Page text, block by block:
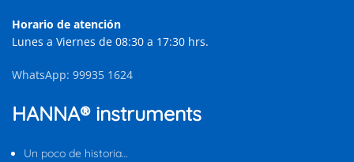
Horario de atención
Lunes a Viernes de 08:30 a 17:30 hrs.
WhatsApp: 99935 1624
HANNA® instruments
Un poco de historia…